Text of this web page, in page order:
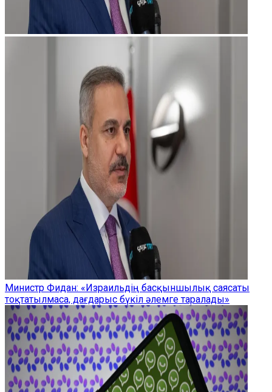
Министр Фидан: «Израильдің басқыншылық саясаты
тоқтатылмаса, дағдарыс бүкіл әлемге таралады»